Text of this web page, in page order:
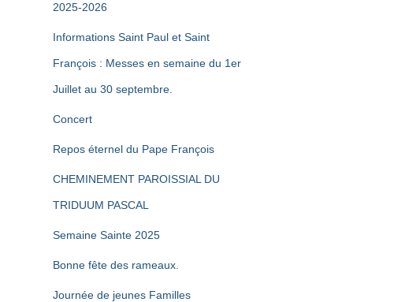
2025-2026
Informations Saint Paul et Saint
François : Messes en semaine du 1er
Juillet au 30 septembre.
Concert
Repos éternel du Pape François
CHEMINEMENT PAROISSIAL DU
TRIDUUM PASCAL
Semaine Sainte 2025
Bonne fête des rameaux.
Journée de jeunes Familles